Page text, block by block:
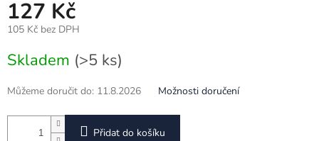
127 Kč
105 Kč bez DPH
cena:
Skladem (>5 ks)
Můžeme doručit do: 11.8.2026 Možnosti doručení
Přidat do košíku